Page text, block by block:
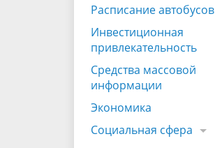
Расписание автобусов
Инвестиционная
привлекательность
Средства массовой
информации
Экономика
Социальная сфера